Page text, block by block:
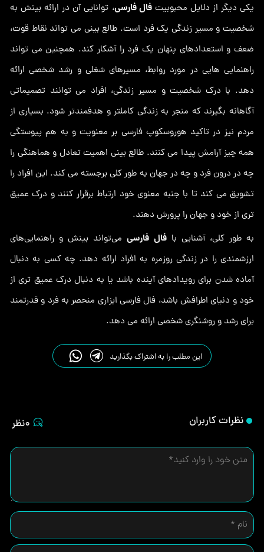
یکی دیگر از دلایل محبوبیتفال فارسی، توانایی آن در ارائه بینش به
شخصیت و مسیر زندگی یک فرد است. طالع بینی می تواند نقاط قوت،
ضعف و استعدادهای پنهان یک فرد را آشکار کند. همچنین می تواند
راهنمایی هایی در مورد روابط، مسیرهای شغلی و رشد شخصی ارائه
دهد. با درک شخصیت و مسیر زندگی، افراد می توانند تصمیماتی
آگاهانه بگیرند که منجر به زندگی کاملتر و هدفمندتر شود. بسیاری از
مردم نیز در تاکید هوروسکوپ فارسی بر معنویت و به هم پیوستگی
همه چیز آرامش پیدا می کنند. طالع بینی اهمیت تعادل و هماهنگی را
چه در درون فرد و چه در جهان به طور کلی برجسته می کند. این افراد را
تشویق می کند تا با جنبه معنوی خود ارتباط برقرار کنند و درک عمیق
تری از خود و جهان را پرورش دهند.
به طور کلی، آشنایی بافال فارسیمی‌تواند بینش و راهنمایی‌های
ارزشمندی را در زندگی روزمره به افراد ارائه دهد. چه کسی به دنبال
آماده شدن برای رویدادهای آینده باشد یا به دنبال درک عمیق تری از
خود و دنیای اطرافش باشد، فال فارسی ابزاری منحصر به فرد و قدرتمند
برای رشد و روشنگری شخصی ارائه می دهد.
این مطلب را به اشتراک بگذارید
نظرات کاربران 0نظر